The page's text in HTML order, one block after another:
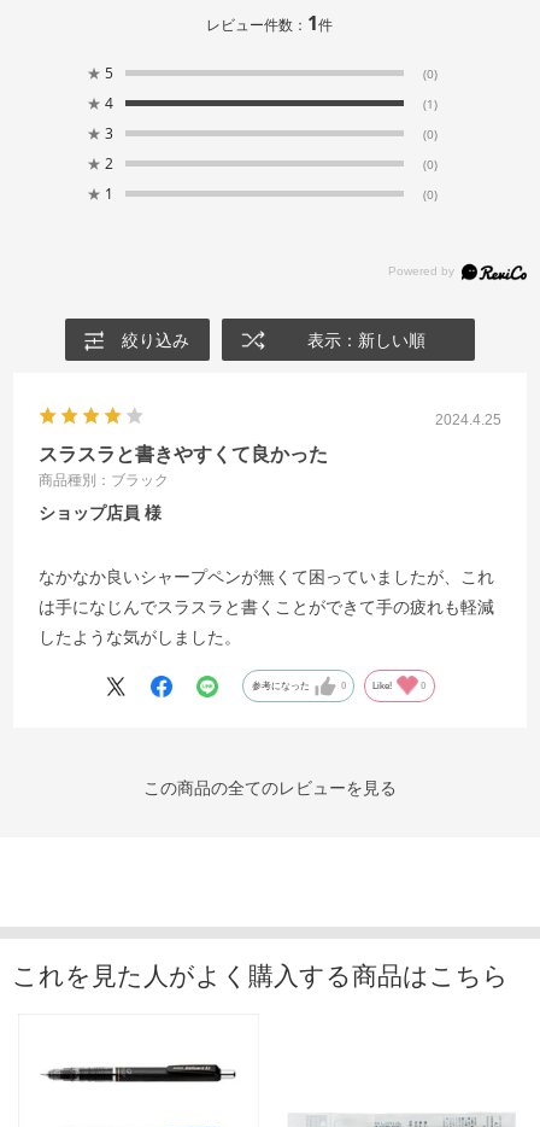
レビュー件数： 1件
★ 5 (0)
★ 4 (1)
★ 3 (0)
★ 2 (0)
★ 1 (0)
絞り込み 表示：新しい順
2024.4.25
スラスラと書きやすくて良かった
商品種別：ブラック
ショップ店員
なかなか良いシャープペンが無くて困っていましたが、これ
は手になじんでスラスラと書くことができて手の疲れも軽減
したような気がしました。
参考になった 0 Like! 0
この商品の全てのレビューを見る
これを見た人がよく購入する商品はこちら